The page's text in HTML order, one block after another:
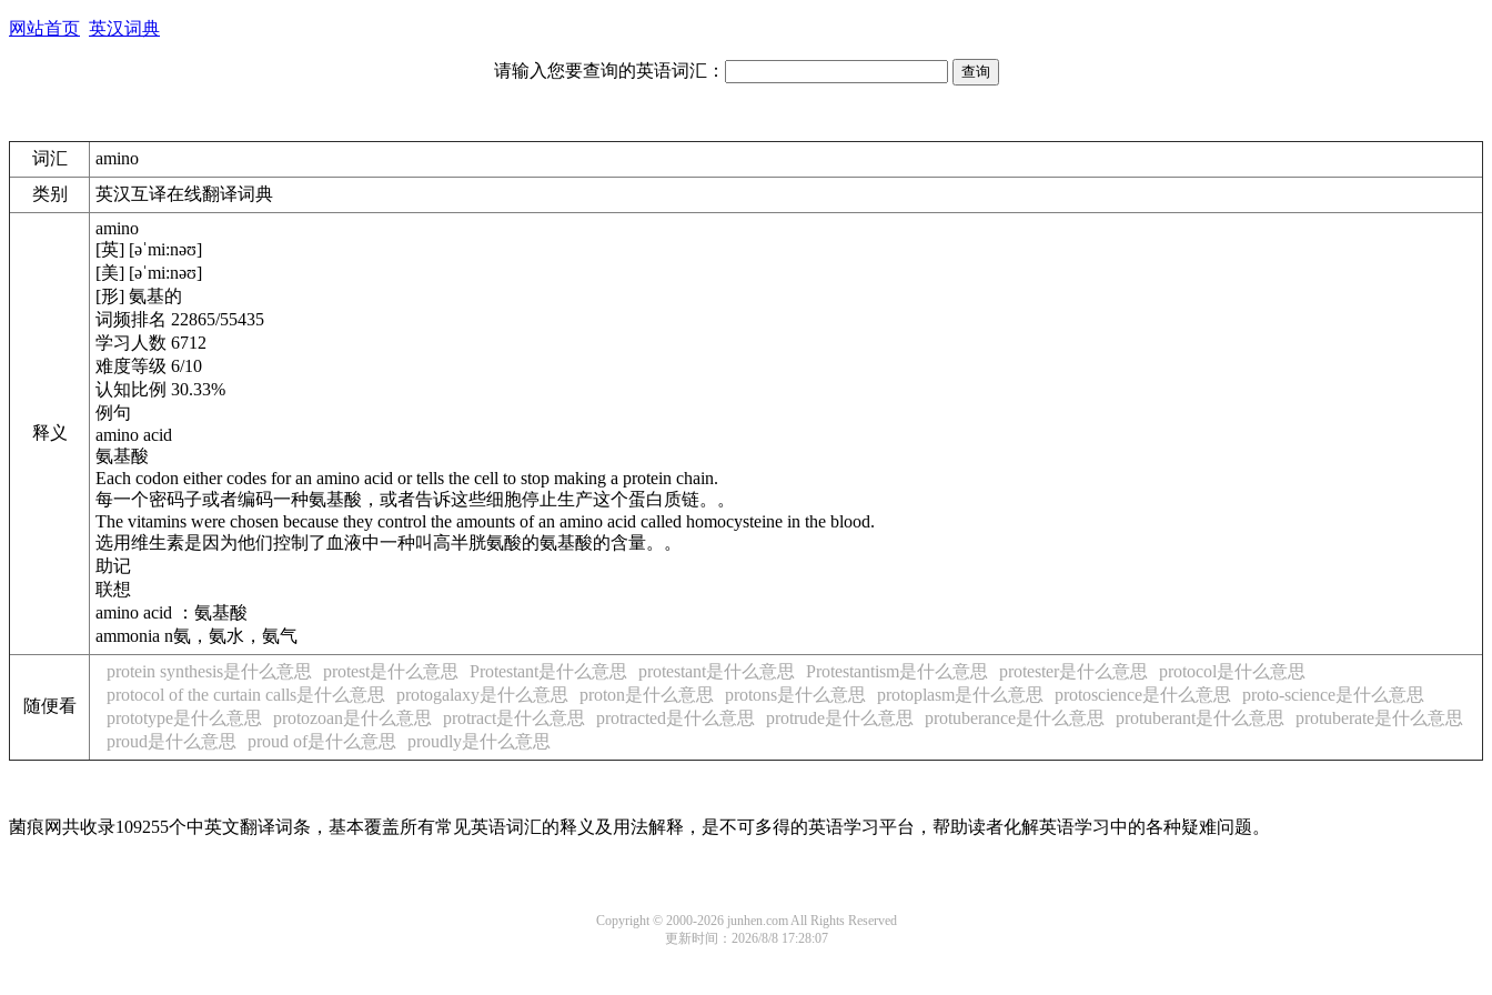
网站首页 英汉词典
请输入您要查询的英语词汇：
词汇
amino
类别
英汉互译在线翻译词典
释义
amino
[英] [əˈmi:nəʊ]
[美] [əˈmi:nəʊ]
[形] 氨基的
词频排名 22865/55435
学习人数 6712
难度等级 6/10
认知比例 30.33%
例句
amino acid
氨基酸
Each codon either codes for an amino acid or tells the cell to stop making a protein chain.
每一个密码子或者编码一种氨基酸，或者告诉这些细胞停止生产这个蛋白质链。。
The vitamins were chosen because they control the amounts of an amino acid called homocysteine in the blood.
选用维生素是因为他们控制了血液中一种叫高半胱氨酸的氨基酸的含量。。
助记
联想
amino acid ：氨基酸
ammonia n氨，氨水，氨气
随便看
protein synthesis是什么意思 protest是什么意思 Protestant是什么意思 protestant是什么意思 Protestantism是什么意思 protester是什么意思
protocol是什么意思
protocol of the curtain calls是什么意思
protogalaxy是什么意思 proton是什么意思 protons是什么意思 protoplasm是什么意思 protoscience是什么意思
proto-science是什么意思
prototype是什么意思
protozoan是什么意思 protract是什么意思 protracted是什么意思 protrude是什么意思 protuberance是什么意思 protuberant是什么意思
protuberate是什么意思
proud是什么意思
proud of是什么意思 proudly是什么意思
菌痕网共收录109255个中英文翻译词条，基本覆盖所有常见英语词汇的释义及用法解释，是不可多得的英语学习平台，帮助读者化解英语学习中的各种疑难问题。
Copyright © 2000-2026 junhen.com All Rights Reserved
更新时间：2026/8/8 17:28:07